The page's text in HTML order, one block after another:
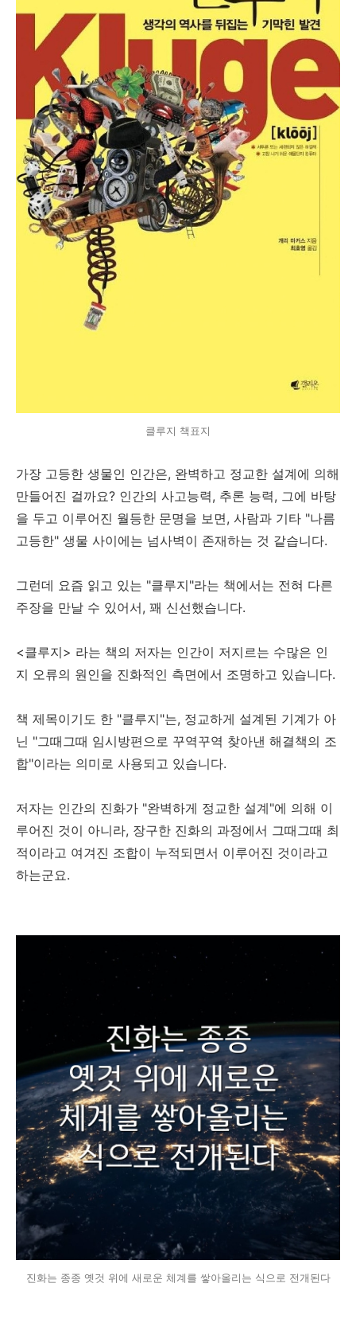
클루지 책표지
가장 고등한 생물인 인간은, 완벽하고 정교한 설계에 의해
만들어진 걸까요? 인간의 사고능력, 추론 능력, 그에 바탕
을 두고 이루어진 월등한 문명을 보면, 사람과 기타 "나름
고등한" 생물 사이에는 넘사벽이 존재하는 것 같습니다.
그런데 요즘 읽고 있는 "클루지"라는 책에서는 전혀 다른
주장을 만날 수 있어서, 꽤 신선했습니다.
<클루지> 라는 책의 저자는 인간이 저지르는 수많은 인
지 오류의 원인을 진화적인 측면에서 조명하고 있습니다.
책 제목이기도 한 "클루지"는, 정교하게 설계된 기계가 아
닌 "그때그때 임시방편으로 꾸역꾸역 찾아낸 해결책의 조
합"이라는 의미로 사용되고 있습니다.
저자는 인간의 진화가 "완벽하게 정교한 설계"에 의해 이
루어진 것이 아니라, 장구한 진화의 과정에서 그때그때 최
적이라고 여겨진 조합이 누적되면서 이루어진 것이라고
하는군요.
진화는 종종 옛것 위에 새로운 체계를 쌓아올리는 식으로 전개된다